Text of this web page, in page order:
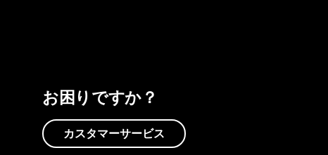
お困りですか？
カスタマーサービス